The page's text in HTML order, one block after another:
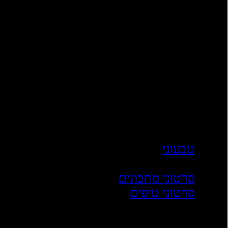
טבעוני
סרטוני מתכונים
סרטוני טיפים